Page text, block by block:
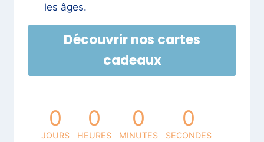
les âges.
Découvrir nos cartes
cadeaux
0
JOURS
0
HEURES
0
MINUTES
0
SECONDES